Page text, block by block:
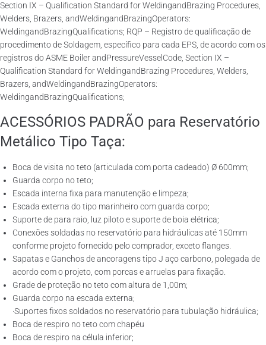
Section IX – Qualification Standard for WeldingandBrazing Procedures,
Welders, Brazers, andWeldingandBrazingOperators:
WeldingandBrazingQualifications; RQP – Registro de qualificação de
procedimento de Soldagem, específico para cada EPS, de acordo com os
registros do ASME Boiler andPressureVesselCode, Section IX –
Qualification Standard for WeldingandBrazing Procedures, Welders,
Brazers, andWeldingandBrazingOperators:
WeldingandBrazingQualifications;
ACESSÓRIOS PADRÃO para Reservatório
Metálico Tipo Taça:
Boca de visita no teto (articulada com porta cadeado) Ø 600mm;
Guarda corpo no teto;
Escada interna fixa para manutenção e limpeza;
Escada externa do tipo marinheiro com guarda corpo;
Suporte de para raio, luz piloto e suporte de boia elétrica;
Conexões soldadas no reservatório para hidráulicas até 150mm
conforme projeto fornecido pelo comprador, exceto flanges.
Sapatas e Ganchos de ancoragens tipo J aço carbono, polegada de
acordo com o projeto, com porcas e arruelas para fixação.
Grade de proteção no teto com altura de 1,00m;
Guarda corpo na escada externa;
·Suportes fixos soldados no reservatório para tubulação hidráulica;
Boca de respiro no teto com chapéu
Boca de respiro na célula inferior;